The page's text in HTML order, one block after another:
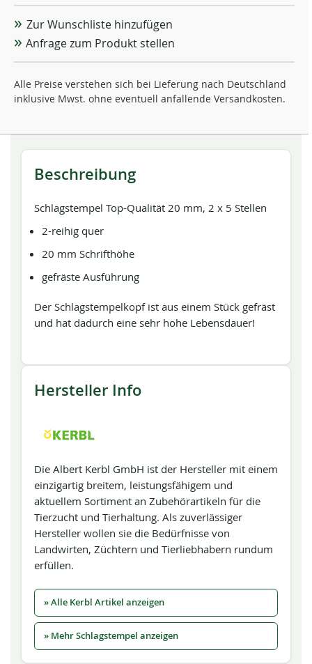
Zur Wunschliste hinzufügen
Anfrage zum Produkt stellen
Alle Preise verstehen sich bei Lieferung nach Deutschland
inklusive Mwst. ohne eventuell anfallende Versandkosten.
Beschreibung
Schlagstempel Top-Qualität 20 mm, 2 x 5 Stellen
2-reihig quer
20 mm Schrifthöhe
gefräste Ausführung
Der Schlagstempelkopf ist aus einem Stück gefräst
und hat dadurch eine sehr hohe Lebensdauer!
Hersteller Info
Die Albert Kerbl GmbH ist der Hersteller mit einem
einzigartig breitem, leistungsfähigem und
aktuellem Sortiment an Zubehörartikeln für die
Tierzucht und Tierhaltung. Als zuverlässiger
Hersteller wollen sie die Bedürfnisse von
Landwirten, Züchtern und Tierliebhabern rundum
erfüllen.
» Alle Kerbl Artikel anzeigen
» Mehr Schlagstempel anzeigen